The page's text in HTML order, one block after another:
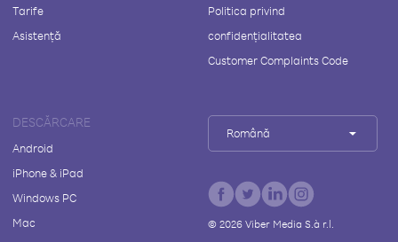
Tarife
Asistență
Politica privind
confidențialitatea
Customer Complaints Code
DESCĂRCARE
Android
iPhone & iPad
Windows PC
Mac
Română
© 2026Viber Media S.à r.l.